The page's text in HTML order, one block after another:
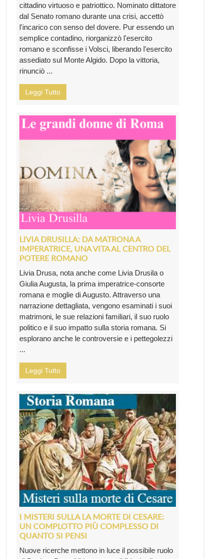
cittadino virtuoso e patriottico. Nominato dittatore
dal Senato romano durante una crisi, accettò
l'incarico con senso del dovere. Pur essendo un
semplice contadino, riorganizzò l'esercito
romano e sconfisse i Volsci, liberando l'esercito
assediato sul Monte Algido. Dopo la vittoria,
rinunciò ...
Leggi Tutto
LIVIA DRUSILLA: DA MATRONA A
IMPERATRICE, UNA VITA AL CENTRO DEL
POTERE ROMANO
Livia Drusa, nota anche come Livia Drusila o
Giulia Augusta, la prima imperatrice-consorte
romana e moglie di Augusto. Attraverso una
narrazione dettagliata, vengono esaminati i suoi
matrimoni, le sue relazioni familiari, il suo ruolo
politico e il suo impatto sulla storia romana. Si
esplorano anche le controversie e i pettegolezzi
...
Leggi Tutto
I MISTERI SULLA LA MORTE DI CESARE:
UN COMPLOTTO PIÙ COMPLESSO DI
QUANTO SI PENSI
Nuove ricerche mettono in luce il possibile ruolo